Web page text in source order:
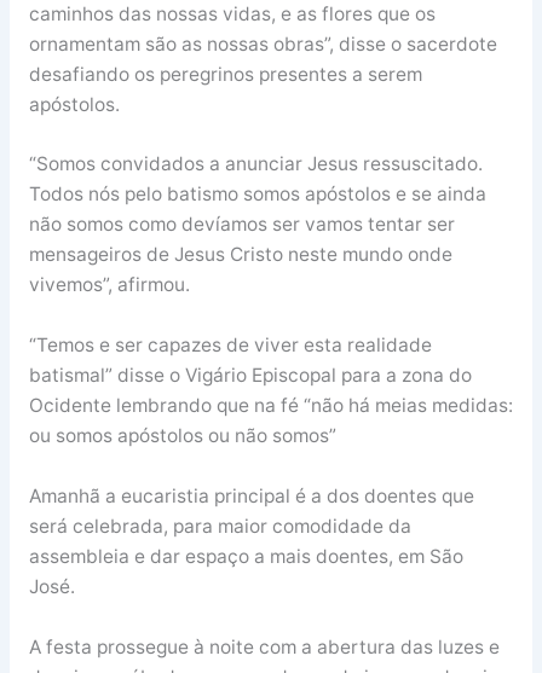
caminhos das nossas vidas, e as flores que os
ornamentam são as nossas obras”, disse o sacerdote
desafiando os peregrinos presentes a serem
apóstolos.
“Somos convidados a anunciar Jesus ressuscitado.
Todos nós pelo batismo somos apóstolos e se ainda
não somos como devíamos ser vamos tentar ser
mensageiros de Jesus Cristo neste mundo onde
vivemos”, afirmou.
“Temos e ser capazes de viver esta realidade
batismal” disse o Vigário Episcopal para a zona do
Ocidente lembrando que na fé “não há meias medidas:
ou somos apóstolos ou não somos”
Amanhã a eucaristia principal é a dos doentes que
será celebrada, para maior comodidade da
assembleia e dar espaço a mais doentes, em São
José.
A festa prossegue à noite com a abertura das luzes e